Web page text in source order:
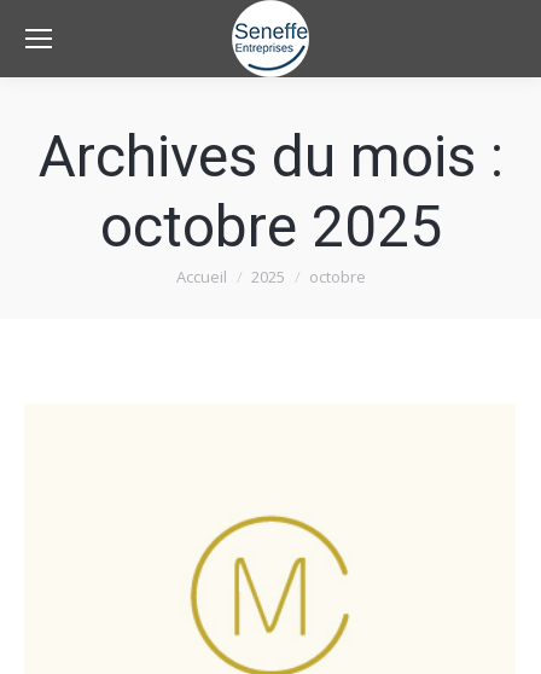
Archives du mois :
octobre 2025
Vous êtes ici :
Accueil 2025 octobre